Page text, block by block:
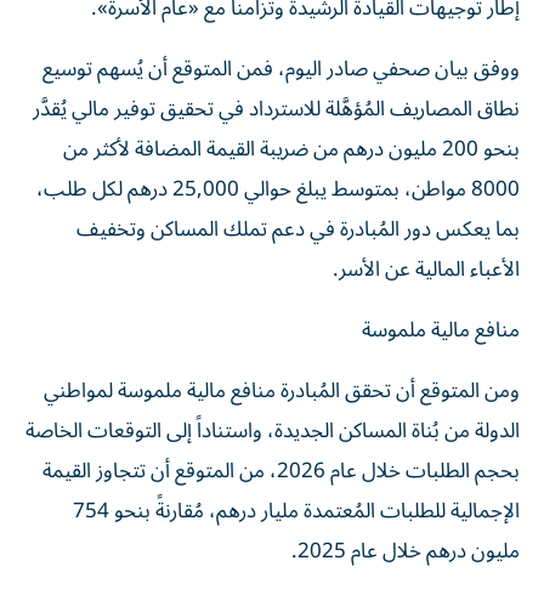
ووفق بيان صحفي صادر اليوم، فمن المتوقع أن يُسهم توسيع
نطاق المصاريف المُؤهَّلة للاسترداد في تحقيق توفير مالي يُقدَّر
بنحو 200 مليون درهم من ضريبة القيمة المضافة لأكثر من
8000 مواطن، بمتوسط يبلغ حوالي 25,000 درهم لكل طلب،
بما يعكس دور المُبادرة في دعم تملك المساكن وتخفيف
الأعباء المالية عن الأسر.
منافع مالية ملموسة
ومن المتوقع أن تحقق المُبادرة منافع مالية ملموسة لمواطني
الدولة من بُناة المساكن الجديدة، واستناداً إلى التوقعات الخاصة
بحجم الطلبات خلال عام 2026، من المتوقع أن تتجاوز القيمة
الإجمالية للطلبات المُعتمدة مليار درهم، مُقارنةً بنحو 754
مليون درهم خلال عام 2025.